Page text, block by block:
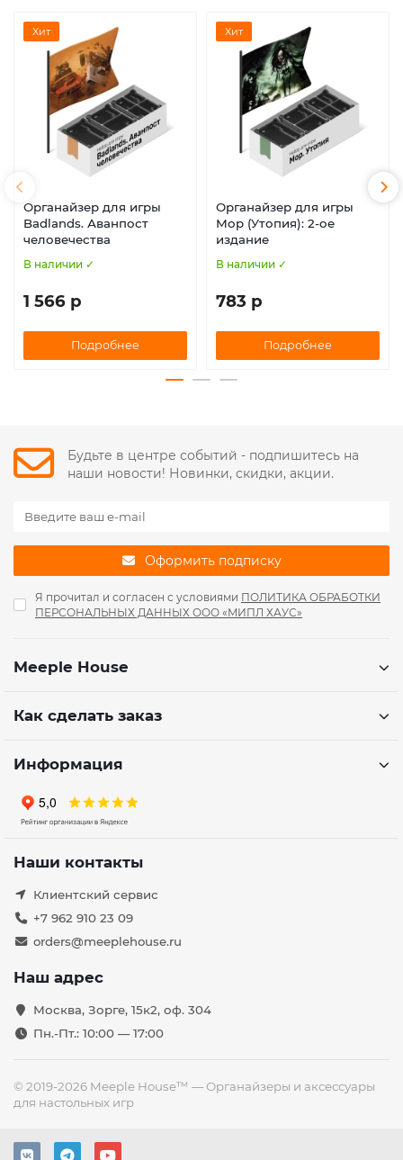
Хит
Органайзер для игры
Badlands. Аванпост
человечества
В наличии ✓
1 566 р
Подробнее
Хит
Органайзер для игры
Мор (Утопия): 2-ое
издание
В наличии ✓
783 р
Подробнее
Будьте в центре событий - подпишитесь на
наши новости! Новинки, скидки, акции.
Оформить подписку
Я прочитал и согласен с условиями ПОЛИТИКА ОБРАБОТКИ
ПЕРСОНАЛЬНЫХ ДАННЫХ ООО «МИПЛ ХАУС»
Meeple House
Как сделать заказ
Информация
Наши контакты
Клиентский сервис
+7 962 910 23 09
orders@meeplehouse.ru
Наш адрес
Москва, Зорге, 15к2, оф. 304
Пн.-Пт.: 10:00 — 17:00
© 2019-2026 Meeple House™ — Органайзеры и аксессуары
для настольных игр